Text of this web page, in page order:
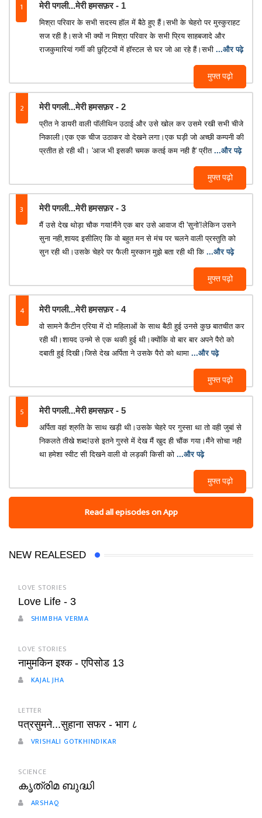
1 मेरी पगली...मेरी हमसफ़र - 1
मुफ्त पढ़ो
मिश्रा परिवार के सभी सदस्य हॉल में बैठे हुए हैं।सभी के चेहरो पर मुस्कुराहट
सज रही है।सजे भी क्यों न मिश्रा परिवार के सभी प्रिय साहबजादे और
राजकुमारियां गर्मी की छुट्टियों में हॉस्टल से घर जो आ रहे हैं।सभी ...और पढ़े
2 मेरी पगली...मेरी हमसफ़र - 2
मुफ्त पढ़ो
प्रीत ने डायरी वाली पॉलीथिन उठाई और उसे खोल कर उसमे रखी सभी चीजे
निकाली।एक एक चीज उठाकर वो देखने लगा।एक घड़ी जो अच्छी कम्पनी की
प्रतीत हो रही थी। 'आज भी इसकी चमक कतई कम नही है' प्रीत ...और पढ़े
3 मेरी पगली...मेरी हमसफ़र - 3
मुफ्त पढ़ो
मैं उसे देख थोड़ा चौक गया!मैंने एक बार उसे आवाज दी 'सुनो'!लेकिन उसने
सुना नही,शायद इसीलिए कि वो बहुत मन से मंच पर चलने वाली प्रस्तुति को
सुन रही थी।उसके चेहरे पर फैली मुस्कान मुझे बता रही थी कि ...और पढ़े
4 मेरी पगली...मेरी हमसफ़र - 4
मुफ्त पढ़ो
वो सामने कैंटीन एरिया में दो महिलाओं के साथ बैठी हुई उनसे कुछ बातचीत कर
रही थी।शायद उनमे से एक थकी हुई थी।क्योंकि वो बार बार अपने पैरो को
दबाती हुई दिखी।जिसे देख अर्पिता ने उसके पैरो को थामा ...और पढ़े
5 मेरी पगली...मेरी हमसफ़र - 5
मुफ्त पढ़ो
अर्पिता वहां श्रुति के साथ खड़ी थी।उसके चेहरे पर गुस्सा था तो वही जुबां से
निकलते तीखे शब्द!उसे इतने गुस्से में देख मैं खुद ही चौंक गया।मैंने सोचा नही
था हमेशा स्वीट सी दिखने वाली वो लड़की किसी को ...और पढ़े
Read all episodes on App
NEW REALESED
LOVE STORIES
Love Life - 3
SHIMBHA VERMA
LOVE STORIES
नामुमकिन इश्क - एपिसोड 13
KAJAL JHA
LETTER
पत्रसुमने...सुहाना सफर - भाग ८
VRISHALI GOTKHINDIKAR
SCIENCE
കൃത്രിമ ബുദ്ധി
ARSHAQ